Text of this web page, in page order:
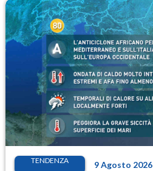
TENDENZA 9 Agosto 2026